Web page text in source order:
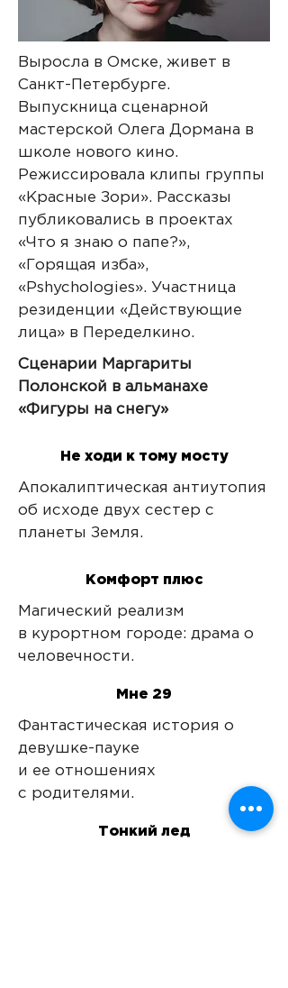
Выросла в Омске, живет в
Санкт-Петербурге.
Выпускница сценарной
мастерской Олега Дормана в
школе нового кино.
Режиссировала клипы группы
«Красные Зори». Рассказы
публиковались в проектах
«Что я знаю о папе?»,
«Горящая изба»,
«Pshychologies». Участница
резиденции «Действующие
лица» в Переделкино.
Сценарии Маргариты
Полонской в альманахе
«Фигуры на снегу»
Не ходи к тому мосту
Апокалиптическая антиутопия
об исходе двух сестер с
планеты Земля.
Комфорт плюс
Магический реализм
в курортном городе: драма о
человечности.
Мне 29
Фантастическая история о
девушке-пауке
и ее отношениях
с родителями.
Тонкий лед